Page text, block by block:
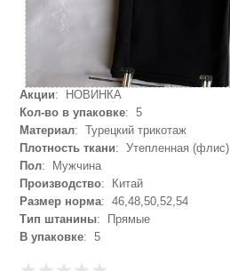
Акции: НОВИНКА
Кол-во в упаковке: 5
Материал: Турецкий трикотаж
Плотность ткани: Утепленная (флис)
Пол: Мужчина
Производство: Китай
Размер норма: 46,48,50,52,54
Тип штанины: Прямые
В упаковке: 5